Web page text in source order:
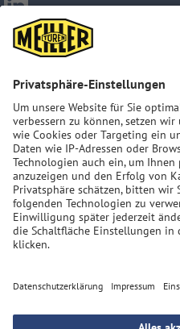
Impressum
ART. 13 GDPR
Datenschutzerklärung
AGB
Sitemap